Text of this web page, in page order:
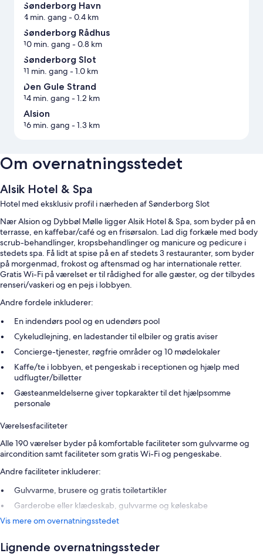
Sønderborg Havn
4 min. gang - 0.4 km
Sønderborg Rådhus
10 min. gang - 0.8 km
Sønderborg Slot
11 min. gang - 1.0 km
Den Gule Strand
14 min. gang - 1.2 km
Alsion
16 min. gang - 1.3 km
Om overnatningsstedet
Alsik Hotel & Spa
Hotel med eksklusiv profil i nærheden af Sønderborg Slot
Nær Alsion og Dybbøl Mølle ligger Alsik Hotel & Spa, som byder på en
terrasse, en kaffebar/café og en frisørsalon. Lad dig forkæle med body
scrub-behandlinger, kropsbehandlinger og manicure og pedicure i
stedets spa. Få lidt at spise på en af stedets 3 restauranter, som byder
på morgenmad, frokost og aftensmad og har internationale retter.
Gratis Wi-Fi på værelset er til rådighed for alle gæster, og der tilbydes
renseri/vaskeri og en pejs i lobbyen.
Andre fordele inkluderer:
En indendørs pool og en udendørs pool
Cykeludlejning, en ladestander til elbiler og gratis aviser
Concierge-tjenester, røgfrie områder og 10 mødelokaler
Kaffe/te i lobbyen, et pengeskab i receptionen og hjælp med
udflugter/billetter
Gæsteanmeldelserne giver topkarakter til det hjælpsomme
personale
Værelsesfaciliteter
Alle 190 værelser byder på komfortable faciliteter som gulvvarme og
aircondition samt faciliteter som gratis Wi-Fi og pengeskabe.
Andre faciliteter inkluderer:
Gulvvarme, brusere og gratis toiletartikler
Garderobe eller klædeskab, gulvvarme og køleskabe
Vis mere om overnatningsstedet
Lignende overnatningssteder